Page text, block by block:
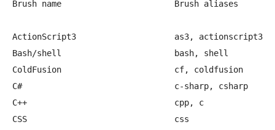
Brush name                       Brush aliases
ActionScript3                    as3,
Bash/shell
ColdFusion                       cf,
C#                               c-
C++                              cpp, c
CSS                              css